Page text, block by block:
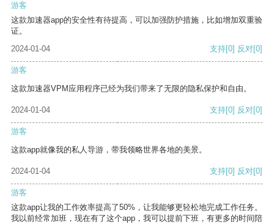
游客
这款加速器app的安全性有待提高，可以加强防护措施，比如增加双重验
证。
2024-01-04
支持[0] 反对[0]
游客
这款加速器VPM应用程序已经为我们带来了无限的隐私保护和自由。
2024-01-04 支持[0] 反对[0]
游客
这款app就像我的私人导游，带我领略世界各地的美景。
2024-01-04 支持[0] 反对[0]
游客
这款app让我的工作效率提高了50%，让我能够更轻松地完成工作任务。
我以前经常加班，现在有了这个app，我可以提前下班，有更多的时间陪